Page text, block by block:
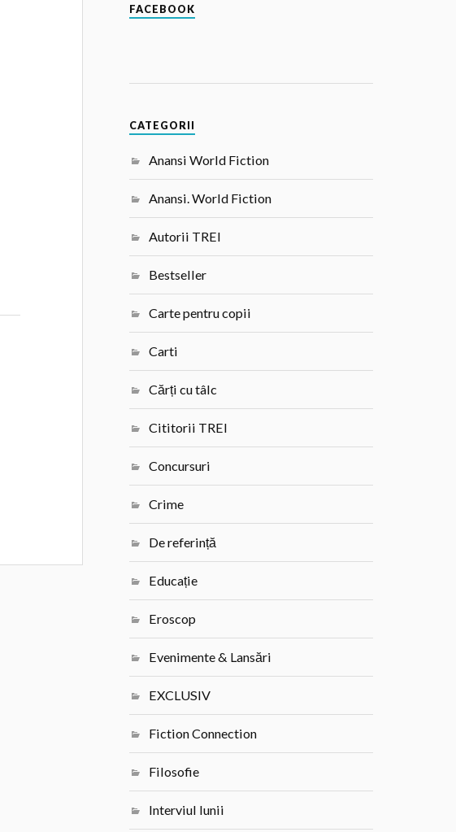
FACEBOOK
CATEGORII
Anansi World Fiction
Anansi. World Fiction
Autorii TREI
Bestseller
Carte pentru copii
Carti
Cărți cu tâlc
Cititorii TREI
Concursuri
Crime
De referință
Educație
Eroscop
Evenimente & Lansări
EXCLUSIV
Fiction Connection
Filosofie
Interviul lunii